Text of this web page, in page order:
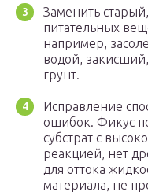
Заменить
питательных
например,
водой,
грунт.
Исправление
ошибок. Фикус
субстрат с
реакцией, нет
для оттока
материала, не